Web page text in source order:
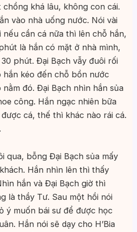
khá lâu, không con cái.
vào nhà uống nước. Nói vài
cần cá nữa thì lên chỗ hắn,
là hắn có mặt ở nhà mình,
phút. Đại Bạch vẫy đuôi rối
hắn kéo đến chỗ bồn nước
đó. Đại Bạch nhìn hắn sủa
công. Hắn ngạc nhiên bữa
cá, thế thì khác nào rái cá.
qua, bỗng Đại Bạch sủa mấy
Hắn nhìn lên thì thấy
hắn và Đại Bạch giờ thì
là thầy Tư. Sau một hồi nói
ý muốn bái sư để được học
Hắn nói sẽ dạy cho H’Bia